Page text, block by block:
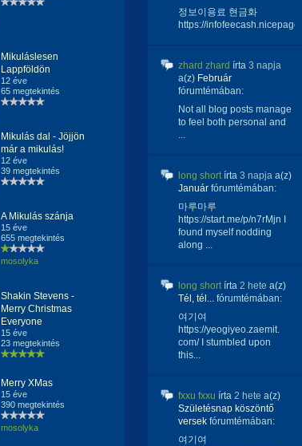
Mikuláslesen
Lappföldön
12 éve
65 megtekintés
Mikulás dal - Jöjjön
már a mikulás!
12 éve
39 megtekintés
A Mikulás szánja
15 éve
655 megtekintés
mosolyka
Shakin Stevens -
Merry Christmas
Everyone
15 éve
23 megtekintés
Merry XMas
15 éve
390 megtekintés
mosolyka
정보이용료 현금화
https://infofeecash.nicepage...
zhard zhard írta 3 napja
a(z) Február
fórumtémában:
Not all blog posts manage
to feel both personal and
...
long shortírta 3 napja a(z)
Január fórumtémában:
마루마루
https://start.me/p/n7rMjn I
found myself nodding
along ...
long shortírta 2 hete a(z)
Tél, tél... fórumtémában:
여기여
https://yeogiyeo.zaemit.
com/ I stumbled upon
this...
fxxu fxxu írta 2 hete a(z)
Születésnap köszöntő
versek fórumtémában:
여기여